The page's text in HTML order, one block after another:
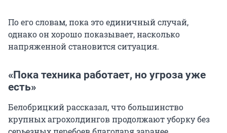
По его словам, пока это единичный случай,
однако он хорошо показывает, насколько
напряженной становится ситуация.
«Пока техника работает, но угроза уже
есть»
Белобрицкий рассказал, что большинство
крупных агрохолдингов продолжают уборку без